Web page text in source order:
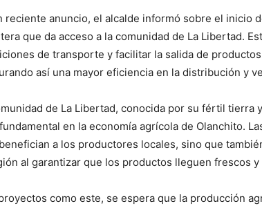
reciente anuncio, el alcalde informó sobre el inicio
que da acceso a la comunidad de La Libertad.
de transporte y facilitar la salida de
así una mayor eficiencia en la distribución y
de La Libertad, conocida por su fértil tierra
en la economía agrícola de Olanchito.
a los productores locales, sino que
al garantizar que los productos lleguen frescos
como este, se espera que la producción